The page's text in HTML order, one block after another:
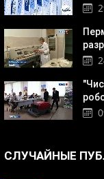
СЛУЧАЙНЫЕ